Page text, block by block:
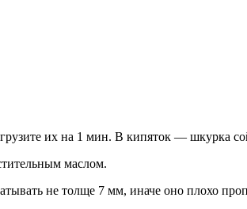
их на 1 мин. В кипяток — шкурка
маслом.
не толще 7 мм, иначе оно плохо